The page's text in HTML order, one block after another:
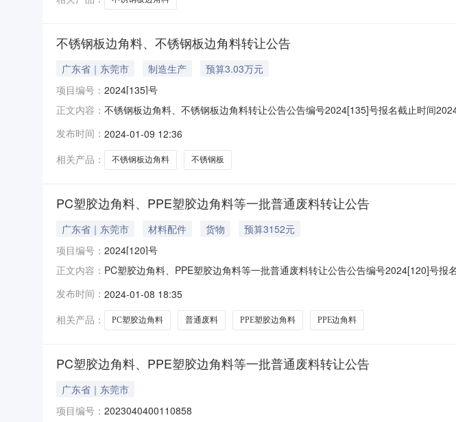
不锈钢板边角料、不锈钢板边角料转让公告
广东省｜东莞市 制造生产
预算3.03万元
项目编号： 2024[135]号
正文内容： 不锈钢板边角料、不锈钢板边角料转让公告公告编号2024[135]号报名截止时间
有良好的商业信誉、财务状况和支付能力3.定约后,需按转让方要求安排人力\车辆\
发布时间： 2024-01-09 12:36
相关产品：
不锈钢板边角料 不锈钢板
PC塑胶边角料、PPE塑胶边角料等一批普通废料转让公告
广东省｜东莞市 材料配件 货物
预算3152元
项目编号： 2024[120]号
正文内容： PC塑胶边角料、PPE塑胶边角料等一批普通废料转让公告公告编号2024[120]号
加工类型2.具有良好的商业信誉、财务状况和支付能力3.定约后,需按转让方要求安
发布时间： 2024-01-08 18:35
相关产品：
PC塑胶边角料 普通废料 PPE塑胶边角料 PPE边角料
PC塑胶边角料、PPE塑胶边角料等一批普通废料转让公告
广东省｜东莞市
项目编号： 2023040400110858